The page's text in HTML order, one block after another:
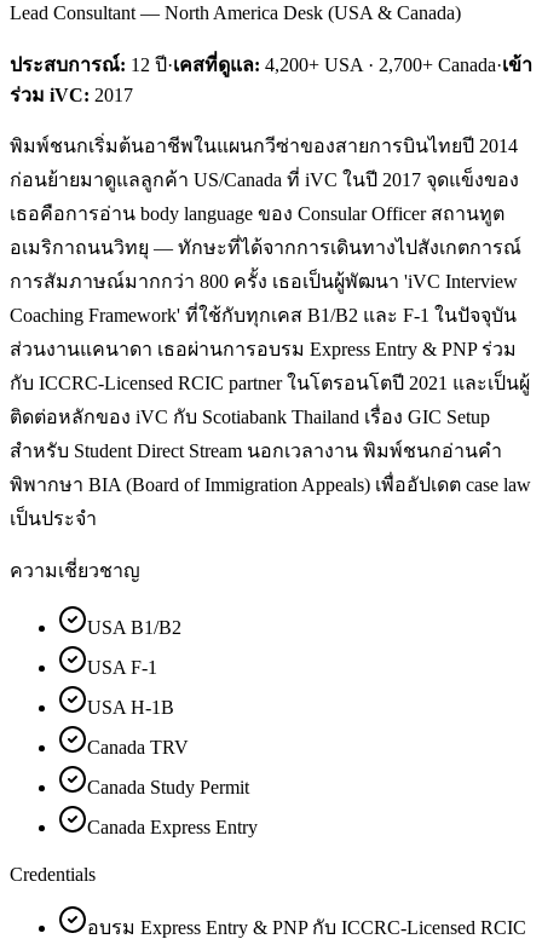
Lead Consultant — North America Desk (USA & Canada)
ประสบการณ์: 12 ปี·เคสที่ดูแล: 4,200+ USA · 2,700+ Canada·เข้า
ร่วม iVC: 2017
พิมพ์ชนกเริ่มต้นอาชีพในแผนกวีซ่าของสายการบินไทยปี 2014
ก่อนย้ายมาดูแลลูกค้า US/Canada ที่ iVC ในปี 2017 จุดแข็งของ
เธอคือการอ่าน body language ของ Consular Officer สถานทูต
อเมริกาถนนวิทยุ — ทักษะที่ได้จากการเดินทางไปสังเกตการณ์
การสัมภาษณ์มากกว่า 800 ครั้ง เธอเป็นผู้พัฒนา 'iVC Interview
Coaching Framework' ที่ใช้กับทุกเคส B1/B2 และ F-1 ในปัจจุบัน
ส่วนงานแคนาดา เธอผ่านการอบรม Express Entry & PNP ร่วม
กับ ICCRC-Licensed RCIC partner ในโตรอนโตปี 2021 และเป็นผู้
ติดต่อหลักของ iVC กับ Scotiabank Thailand เรื่อง GIC Setup
สำหรับ Student Direct Stream นอกเวลางาน พิมพ์ชนกอ่านคำ
พิพากษา BIA (Board of Immigration Appeals) เพื่ออัปเดต case law
เป็นประจำ
ความเชี่ยวชาญ
USA B1/B2
USA F-1
USA H-1B
Canada TRV
Canada Study Permit
Canada Express Entry
Credentials
อบรม Express Entry & PNP กับ ICCRC-Licensed RCIC